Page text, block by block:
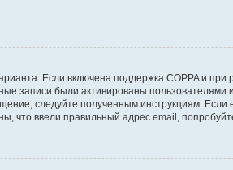
Если включена поддержка COPPA и при
записи были активированы пользователями
следуйте полученным инструкциям.
что ввели правильный адрес email,